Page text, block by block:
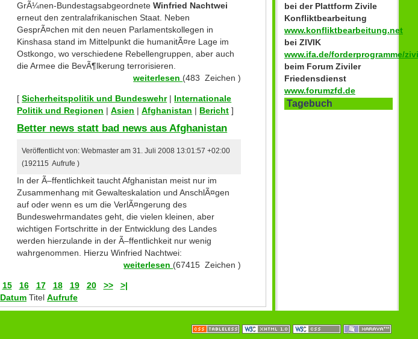
GrÃ¼nen-BundestagsabgeordneteWinfried Nachtwei
erneut den zentralafrikanischen Staat. Neben
GesprÃ¤chen mit den neuen Parlamentskollegen in
Kinshasa stand im Mittelpunkt die humanitÃ¤re Lage im
Ostkongo, wo verschiedene Rebellengruppen, aber auch
die Armee die BevÃ¶lkerung terrorisieren.
weiterlesen (483 Zeichen )
[Sicherheitspolitik und Bundeswehr| Internationale
Politik und Regionen |Asien |Afghanistan | Bericht ]
Better news statt bad news aus Afghanistan
Veröffentlicht von: Webmaster am 31. Juli 2008 13:01:57 +02:00
(192115 Aufrufe )
In der Ã–ffentlichkeit taucht Afghanistan meist nur im
Zusammenhang mit Gewalteskalation und AnschlÃ¤gen
auf oder wenn es um die VerlÃ¤ngerung des
Bundeswehrmandates geht, die vielen kleinen, aber
wichtigen Fortschritte in der Entwicklung des Landes
werden hierzulande in der Ã–ffentlichkeit nur wenig
wahrgenommen. Hierzu Winfried Nachtwei:
weiterlesen (67415 Zeichen )
15 16 17 18 19 20 >>
>|
Datum Titel Aufrufe
bei der Plattform Zivile
Konfliktbearbeitung
www.konfliktbearbeitung.net
bei ZIVIK
www.ifa.de/forderprogramme/
beim Forum Ziviler
Friedensdienst
www.forumzfd.de
Tagebuch